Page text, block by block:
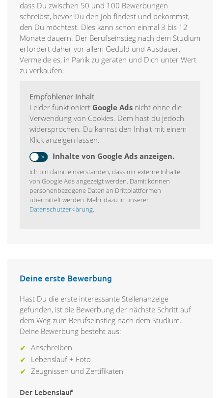
dass Du zwischen 50 und 100 Bewerbungen
schreibst, bevor Du den Job findest und bekommst,
den Du möchtest. Dies kann schon einmal 3 bis 12
Monate dauern. Der Berufseinstieg nach dem Studium
erfordert daher vor allem Geduld und Ausdauer.
Vermeide es, in Panik zu geraten und Dich unter Wert
zu verkaufen.
Empfohlener Inhalt
Leider funktioniert Google Ads nicht ohne die
Verwendung von Cookies. Dem hast du jedoch
widersprochen. Du kannst den Inhalt mit einem
Klick anzeigen lassen.
Inhalte von Google Ads anzeigen.
Ich bin damit einverstanden, dass mir externe Inhalte
von Google Ads angezeigt werden. Damit können
personenbezogene Daten an Drittplattformen
übermittelt werden. Mehr dazu in unserer
Datenschutzerklärung.
Deine erste Bewerbung
Hast Du die erste interessante Stellenanzeige
gefunden, ist die Bewerbung der nächste Schritt auf
dem Weg zum Berufseinstieg nach dem Studium.
Deine Bewerbung besteht aus:
Anschreiben
Lebenslauf + Foto
Zeugnissen und Zertifikaten
Der Lebenslauf